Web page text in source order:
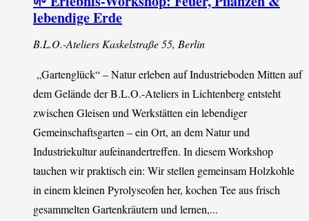
lebendige Erde
B.L.O.-Ateliers Kaskelstraße 55, Berlin
„Gartenglück“ – Natur erleben auf Industrieboden Mitten auf
dem Gelände der B.L.O.-Ateliers in Lichtenberg entsteht
zwischen Gleisen und Werkstätten ein lebendiger
Gemeinschaftsgarten – ein Ort, an dem Natur und
Industriekultur aufeinandertreffen. In diesem Workshop
tauchen wir praktisch ein: Wir stellen gemeinsam Holzkohle
in einem kleinen Pyrolyseofen her, kochen Tee aus frisch
gesammelten Gartenkräutern und lernen,...